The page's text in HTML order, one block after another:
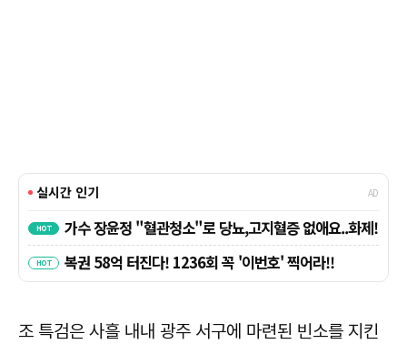
조 특검은 사흘 내내 광주 서구에 마련된 빈소를 지킨